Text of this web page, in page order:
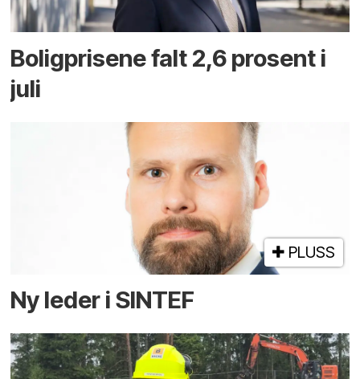
Boligprisene falt 2,6 prosent i
juli
PLUSS
Ny leder i SINTEF